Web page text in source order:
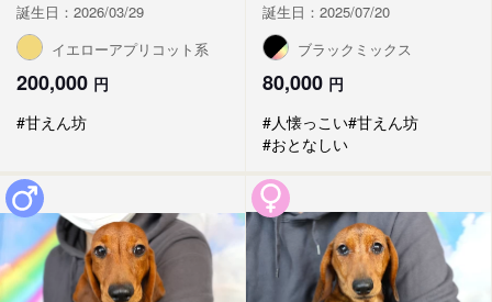
誕生日：2026/03/29
イエローアプリコット系
200,000 円
#甘えん坊
誕生日：2025/07/20
ブラックミックス
80,000 円
#人懐っこい#甘えん坊
#おとなしい